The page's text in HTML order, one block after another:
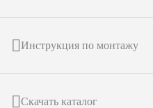
Инструкция по монтажу
Скачать каталог